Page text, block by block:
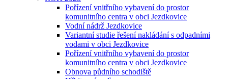
Pořízení vnitřního vybavení do prostor
komunitního centra v obci Jezdkovice
Vodní nádrž Jezdkovice
Variantní studie řešení nakládání s odpadními
vodami v obci Jezdkovice
Pořízení vnitřního vybavení do prostor
komunitního centra v obci Jezdkovice
Obnova půdního schodiště